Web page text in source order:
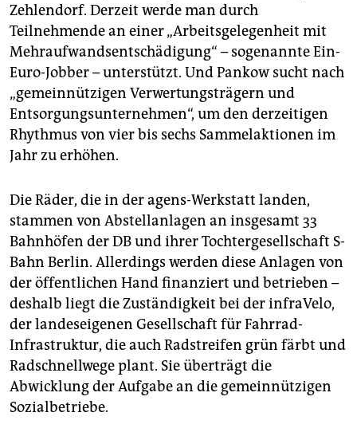
Zehlendorf. Derzeit werde man durch
Teilnehmende an einer „Arbeitsgelegenheit mit
Mehraufwandsentschädigung“ – sogenannte Ein-
Euro-Jobber – unterstützt. Und Pankow sucht nach
„gemeinnützigen Verwertungsträgern und
Entsorgungsunternehmen“, um den derzeitigen
Rhythmus von vier bis sechs Sammelaktionen im
Jahr zu erhöhen.
Die Räder, die in der agens-Werkstatt landen,
stammen von Abstellanlagen an insgesamt 33
Bahnhöfen der DB und ihrer Tochtergesellschaft S-
Bahn Berlin. Allerdings werden diese Anlagen von
der öffentlichen Hand finanziert und betrieben –
deshalb liegt die Zuständigkeit bei der infraVelo,
der landeseigenen Gesellschaft für Fahrrad-
Infrastruktur, die auch Radstreifen grün färbt und
Radschnellwege plant. Sie überträgt die
Abwicklung der Aufgabe an die gemeinnützigen
Sozialbetriebe.